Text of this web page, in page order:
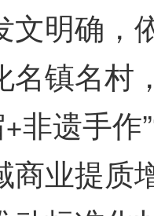
文明确，
名镇名村
非遗手
商业提质